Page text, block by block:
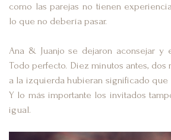
como las parejas no tienen
lo que no debería pasar.
Ana & Juanjo se dejaron aconsejar y
Todo perfecto. Diez minutos antes, dos
a la izquierda hubieran significado que
Y lo más importante los invitados
igual.